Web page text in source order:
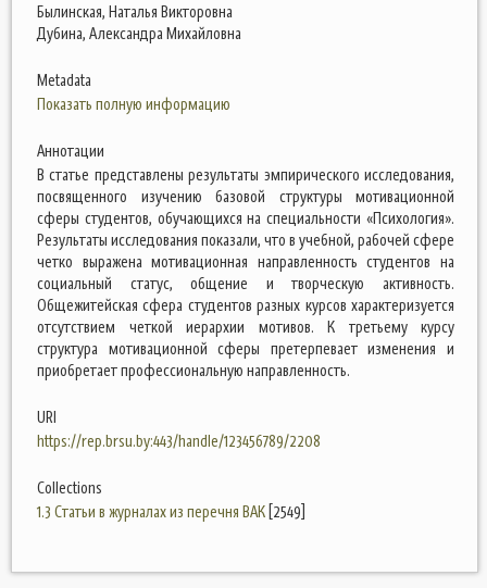
Былинская, Наталья Викторовна
Дубина, Александра Михайловна
Metadata
Показать полную информацию
Аннотации
В статье представлены результаты эмпирического исследования,
посвященного изучению базовой структуры мотивационной
сферы студентов, обучающихся на специальности «Психология».
Результаты исследования показали, что в учебной, рабочей сфере
четко выражена мотивационная направленность студентов на
социальный статус, общение и творческую активность.
Общежитейская сфера студентов разных курсов характеризуется
отсутствием четкой иерархии мотивов. К третьему курсу
структура мотивационной сферы претерпевает изменения и
приобретает профессиональную направленность.
URI
https://rep.brsu.by:443/handle/123456789/2208
Collections
1.3 Статьи в журналах из перечня ВАК [2549]